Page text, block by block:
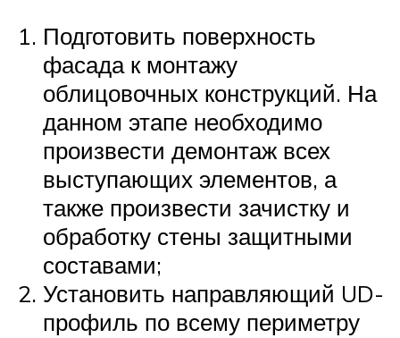
Подготовить поверхность
фасада к монтажу
облицовочных конструкций. На
данном этапе необходимо
произвести демонтаж всех
выступающих элементов, а
также произвести зачистку и
обработку стены защитными
составами;
Установить направляющий UD-
профиль по всему периметру